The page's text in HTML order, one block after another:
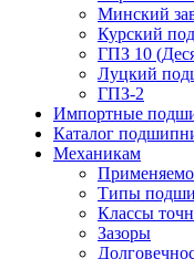
Минский
Курский
ГПЗ 10
Луцкий
ГПЗ-2
Импортные
Каталог
Механикам
Типы
Классы
Зазоры